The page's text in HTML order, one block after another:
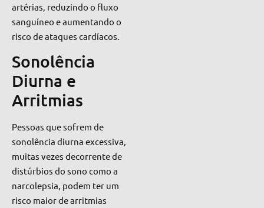
artérias, reduzindo o fluxo
sanguíneo e aumentando o
risco de ataques cardíacos.
Sonolência
Diurna e
Arritmias
Pessoas que sofrem de
sonolência diurna excessiva,
muitas vezes decorrente de
distúrbios do sono como a
narcolepsia, podem ter um
risco maior de arritmias